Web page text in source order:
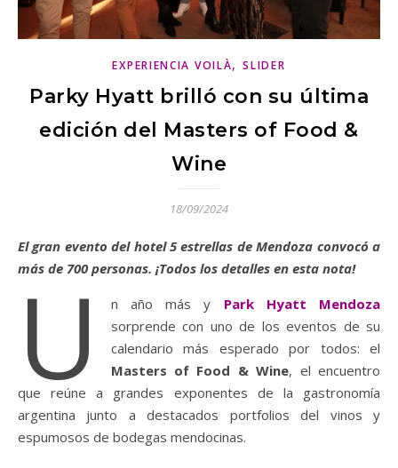
EXPERIENCIA VOILÀ,SLIDER
Parky Hyatt brilló con su última
edición del Masters of Food &
Wine
18/09/2024
El gran evento del hotel 5 estrellas de Mendoza convocó a
más de 700 personas. ¡Todos los detalles en esta nota!
U n año más y Park Hyatt Mendoza
sorprende con uno de los eventos de su
calendario más esperado por todos: el
Masters of Food & Wine, el encuentro
que reúne a grandes exponentes de la gastronomía
argentina junto a destacados portfolios del vinos y
espumosos de bodegas mendocinas.